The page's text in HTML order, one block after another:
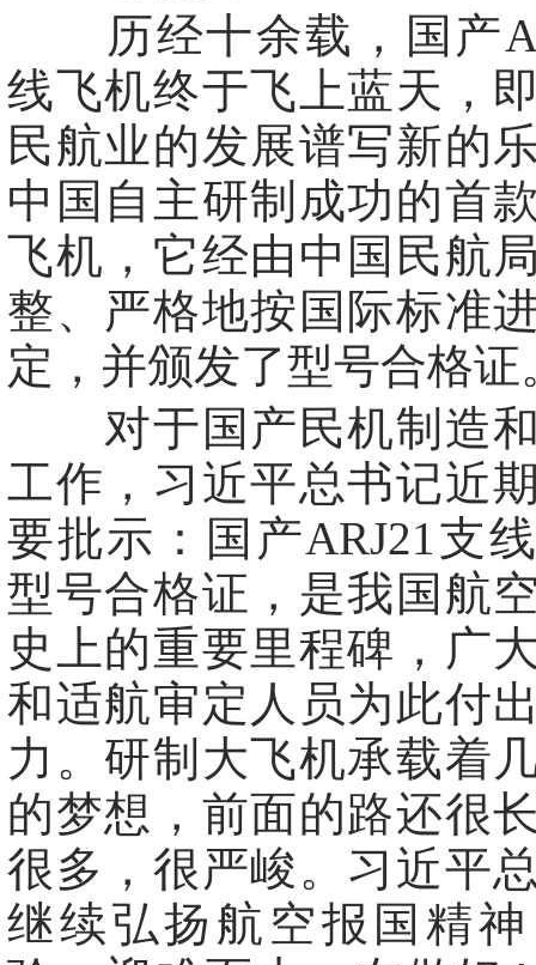
历经十余载，国产
线飞机终于飞上蓝天，
民航业的发展谱写新的
中国自主研制成功的首
飞机，它经由中国民航
整、严格地按国际标准
定，并颁发了型号合格证
对于国产民机制造和
工作，习近平总书记近
要批示：国产ARJ21支
型号合格证，是我国航
史上的重要里程碑，广
和适航审定人员为此付
力。研制大飞机承载着
的梦想，前面的路还很
很多，很严峻。习近平
继续弘扬航空报国精